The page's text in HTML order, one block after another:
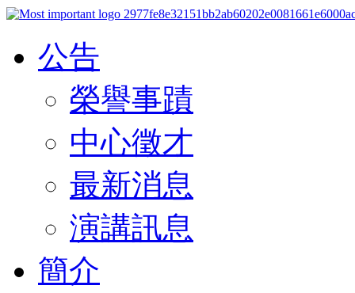
公告
榮譽事蹟
中心徵才
最新消息
演講訊息
簡介